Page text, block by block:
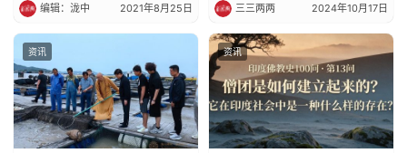
编辑：泷中 2021年8月25日 三三两两 2024年10月17日
资讯 资讯